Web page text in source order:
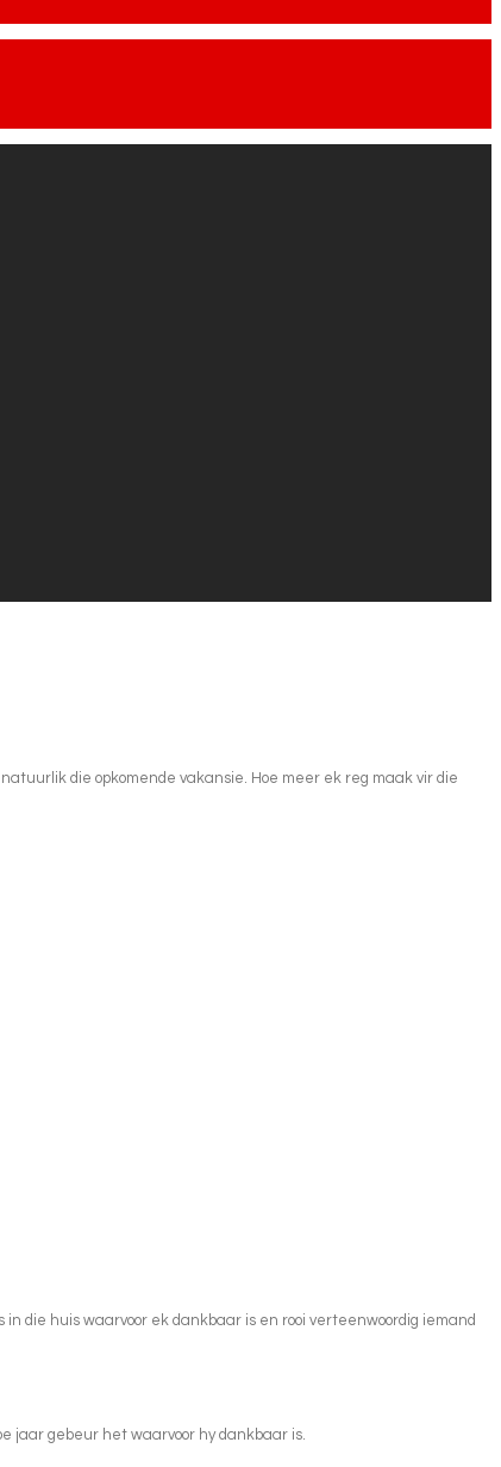
die opkomende vakansie. Hoe meer ek reg maak vir die
die huis waarvoor ek dankbaar is en rooi verteenwoordig iemand
jaar gebeur het waarvoor hy dankbaar is.